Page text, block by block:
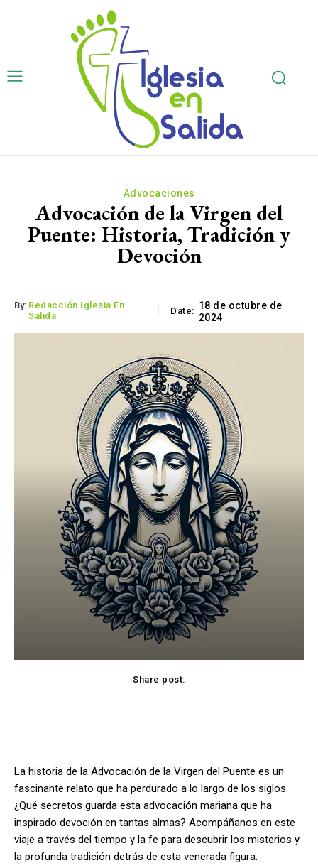
Advocaciones
Advocación de la Virgen del
Puente: Historia, Tradición y
Devoción
By: Redacción Iglesia En
Salida
Date: 18 de octubre de
2024
Share post:
La historia de la Advocación de la Virgen del Puente es un
fascinante relato que ha perdurado a lo largo de los siglos.
¿Qué secretos guarda esta advocación mariana que ha
inspirado devoción en tantas almas? Acompáñanos en este
viaje a través del tiempo y la fe para descubrir los misterios y
la profunda tradición detrás de esta venerada figura.